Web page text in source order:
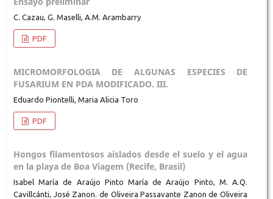
C. Cazau, G. Maselli, A.M. Arambarry
PDF
MICROMORFOLOGIA DE ALGUNAS ESPECIES DE
FUSARIUM EN PDA MODIFICADO. III.
Eduardo Piontelli, Maria Alicia Toro
PDF
Hongos filamentosos aislados desde el suelo y el agua
en la playa de Boa Viagem (Recife, Brasil)
Isabel María de Araújo Pinto María de Araújo Pinto, M. A.Q.
Cavillcánti, José Zanon. de Oliveira Passavante Zanon de Oliveira